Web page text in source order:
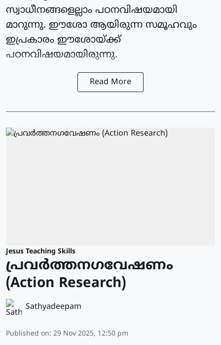
സ്വാധീനങ്ങളെല്ലാം പഠനവിഷയമായി
മാറുന്നു. ഈശോ ആയിരുന്ന സമൂഹവും
ഇപ്രകാരം ഈശോയ്ക്ക്
പഠനവിഷയമായിരുന്നു.
Read More
Jesus Teaching Skills
പ്രവർത്തനഗവേഷണം
(Action Research)
Sathyadeepam
Published on: 29 Nov 2025, 12:50 pm